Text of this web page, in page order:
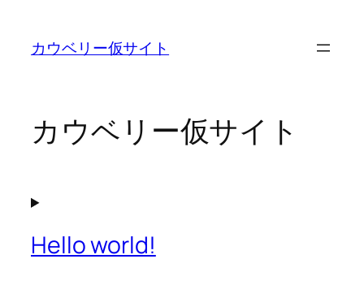
カウベリー仮サイト
カウベリー仮サイト
Hello world!